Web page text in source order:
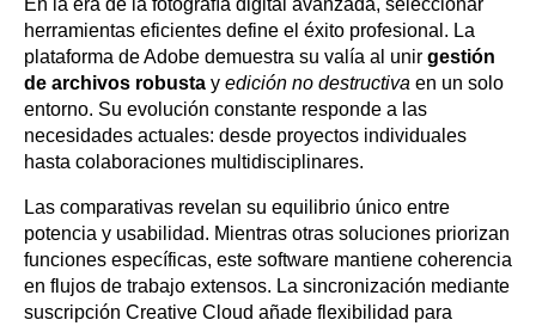
herramientas eficientes define el éxito profesional. La
plataforma de Adobe demuestra su valía al unir gestión
de archivos robusta y edición no destructiva en un solo
entorno. Su evolución constante responde a las
necesidades actuales: desde proyectos individuales
hasta colaboraciones multidisciplinares.
Las comparativas revelan su equilibrio único entre
potencia y usabilidad. Mientras otras soluciones priorizan
funciones específicas, este software mantiene coherencia
en flujos de trabajo extensos. La sincronización mediante
suscripción Creative Cloud añade flexibilidad para